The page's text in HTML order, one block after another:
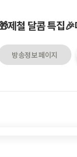
제철 달콤 특집
방송정보 페이지